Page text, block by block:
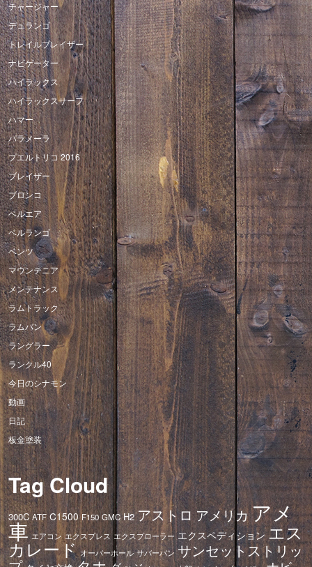
チャージャー
デュランゴ
トレイルブレイザー
ナビゲーター
ハイラックス
ハイラックスサーフ
ハマー
パラメーラ
プエルトリコ 2016
ブレイザー
ブロンコ
ベルエア
ベルランゴ
ベンツ
マウンテニア
メンテナンス
ラムトラック
ラムバン
ラングラー
ランクル40
今日のシナモン
動画
日記
板金塗装
Tag Cloud
300C ATF C1500 F150 GMC H2 アストロ アメリカアメ
車 エアコン エクスプレス エクスプローラー エクスペディション エス
カレード オーバーホール サバーバン サンセットストリッ